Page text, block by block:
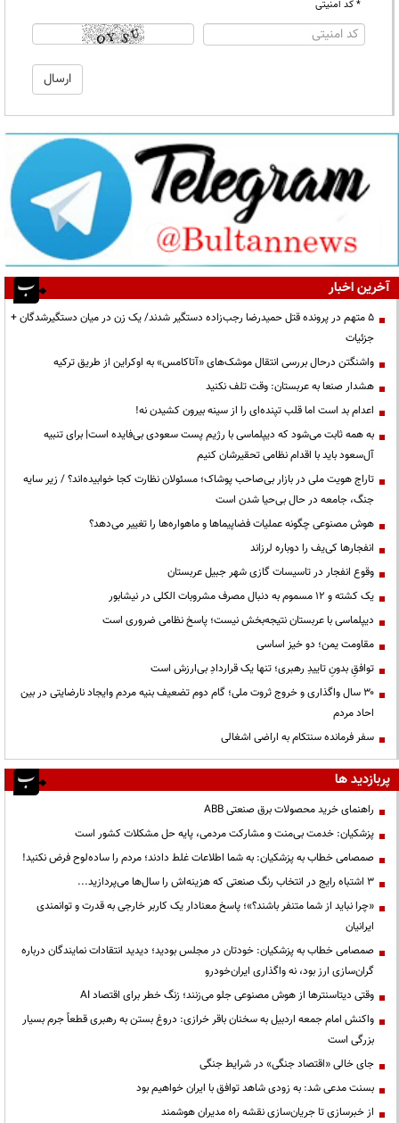
* کد امنیتی
آخرین اخبار
۵ متهم در پرونده قتل حمیدرضا رجب‌زاده دستگیر شدند/ یک زن در میان دستگیرشدگان +
جزئیات
واشنگتن درحال بررسی انتقال موشک‌های «آتاکامس» به اوکراین از طریق ترکیه
هشدار صنعا به عربستان: وقت تلف نکنید
اعدام بد است اما قلب تپنده‌ای را از سینه بیرون کشیدن نه!
به همه ثابت می‌شود که دیپلماسی با رژیم پست سعودی بی‌فایده است| برای تنبیه
آل‌سعود باید با اقدام نظامی تحقیرشان کنیم
تاراج هویت ملی در بازار بی‌صاحب پوشاک؛ مسئولان نظارت کجا خوابیده‌اند؟ / زیر سایه
جنگ، جامعه در حال بی‌حیا شدن است
هوش مصنوعی چگونه عملیات فضاپیماها و ماهواره‌ها را تغییر می‌دهد؟
انفجارها کی‌یف را دوباره لرزاند
وقوع انفجار در تاسیسات گازی شهر جبیل عربستان
یک کشته و ۱۲ مسموم به دنبال مصرف مشروبات الکلی در نیشابور
دیپلماسی با عربستان نتیجه‌بخش نیست؛ پاسخ نظامی ضروری است
مقاومت یمن؛ دو خیز اساسی
توافقِ بدونِ تاییدِ رهبری؛ تنها یک قراردادِ بی‌ارزش است
۳۰ سال واگذاری و خروج ثروت ملی؛ گام دوم تضعیف بنیه مردم وایجاد نارضایتی در بین
احاد مردم
سفر فرمانده سنتکام به اراضی اشغالی
پربازدید ها
راهنمای خرید محصولات برق صنعتی ABB
پزشکیان: خدمت بی‌منت و مشارکت مردمی، پایه حل مشکلات کشور است
صمصامی خطاب به پزشکیان: به شما اطلاعات غلط دادند؛ مردم را ساده‌لوح فرض نکنید!
3 اشتباه رایج در انتخاب رنگ صنعتی که هزینه‌اش را سال‌ها می‌پردازید...
«چرا نباید از شما متنفر باشند؟»؛ پاسخ معنادار یک کاربر خارجی به قدرت و توانمندی
ایرانیان
صمصامی خطاب به پزشکیان: خودتان در مجلس بودید؛ دیدید انتقادات نمایندگان درباره
گران‌سازی ارز بود، نه واگذاری ایران‌خودرو
وقتی دیتاسنترها از هوش مصنوعی جلو می‌زنند؛ زنگ خطر برای اقتصاد AI
واکنش امام جمعه اردبیل به سخنان باقر خرازی: دروغ بستن به رهبری قطعاً جرم بسیار
بزرگی است
جای خالی «اقتصاد جنگی» در شرایط جنگی
بسنت مدعی شد: به زودی شاهد توافق با ایران خواهیم بود
از خبرسازی تا جریان‌سازی نقشه راه مدیران هوشمند